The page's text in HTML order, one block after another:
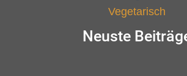
Vegetarisch
Neuste